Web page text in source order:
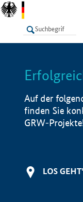
LISTE
Auf der
finden Sie
GRW-
LOS